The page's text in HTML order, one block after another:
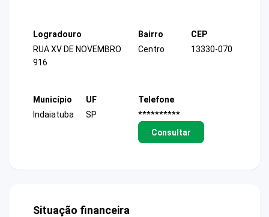
Logradouro
RUA XV DE NOVEMBRO
916
Bairro
Centro
CEP
13330-070
Município
Indaiatuba
UF
SP
Telefone
**********
Consultar
Situação financeira